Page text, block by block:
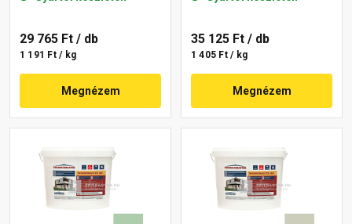
29 765 Ft / db
1 191 Ft / kg
Megnézem
35 125 Ft / db
1 405 Ft / kg
Megnézem